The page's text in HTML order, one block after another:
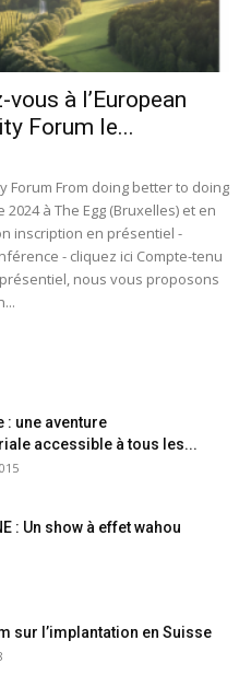
à l’European
Forum le...
Forum From doing better to doing
à The Egg (Bruxelles) et en
inscription en présentiel -
- cliquez ici Compte-tenu
nous vous proposons
: une aventure
accessible à tous les...
: Un show à effet wahou
sur l’implantation en Suisse